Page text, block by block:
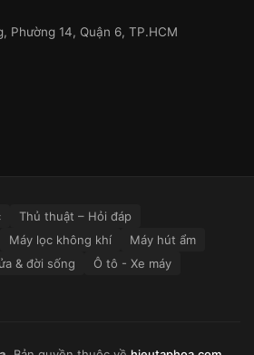
Phường 14, Quận 6, TP.HCM
Thủ thuật – Hỏi đáp
Máy lọc không khí
Máy hút ẩm
& đời sống
Ô tô - Xe máy